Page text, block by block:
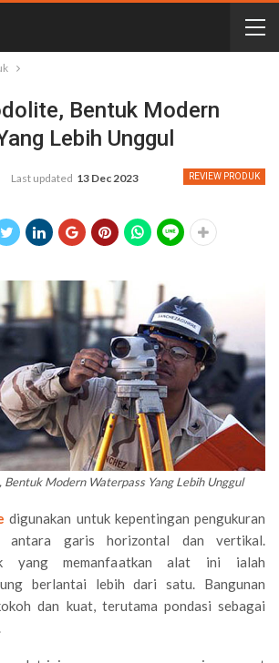
Bentuk Modern
Lebih Unggul
REVIEW PRODUK
Last updated 13 Dec 2023
Modern Waterpass Yang Lebih Unggul
digunakan untuk kepentingan pengukuran
antara garis horizontal dan vertikal.
yang memanfaatkan alat ini ialah
berlantai lebih dari satu. Bangunan
dan kuat, terutama pondasi sebagai